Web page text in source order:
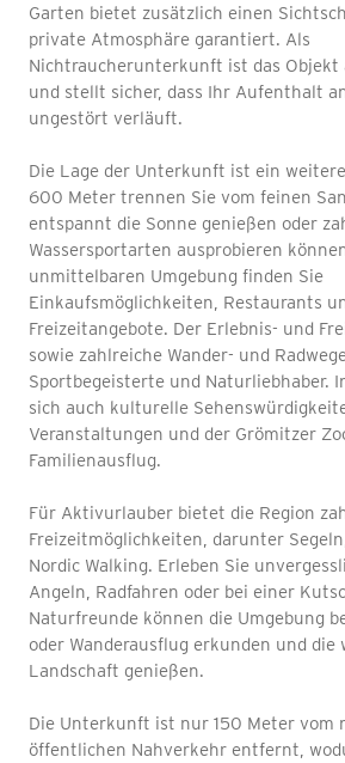
Garten bietet zusätzlich einen
private Atmosphäre garantiert. Als
Nichtraucherunterkunft ist das Objekt
und stellt sicher, dass Ihr Aufenthalt
ungestört verläuft.
Die Lage der Unterkunft ist ein
600 Meter trennen Sie vom feinen
entspannt die Sonne genießen oder
Wassersportarten ausprobieren
unmittelbaren Umgebung finden Sie
Einkaufsmöglichkeiten, Restaurants
Freizeitangebote. Der Erlebnis- und
sowie zahlreiche Wander- und
Sportbegeisterte und Naturliebhaber.
sich auch kulturelle
Veranstaltungen und der Grömitzer
Familienausflug.
Für Aktivurlauber bietet die Region
Freizeitmöglichkeiten, darunter
Nordic Walking. Erleben Sie
Angeln, Radfahren oder bei einer
Naturfreunde können die Umgebung
oder Wanderausflug erkunden und die
Landschaft genießen.
Die Unterkunft ist nur 150 Meter vom
öffentlichen Nahverkehr entfernt,